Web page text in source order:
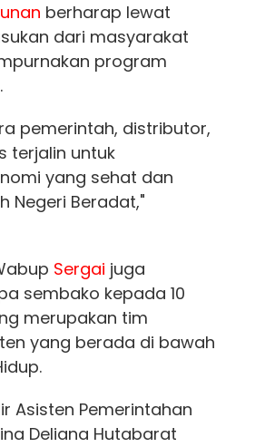
berharap lewat
dari masyarakat
program
pemerintah, distributor,
terjalin untuk
yang sehat dan
Negeri Beradat,"
Sergai juga
sembako kepada 10
merupakan tim
yang berada di bawah
Asisten Pemerintahan
Deliana Hutabarat